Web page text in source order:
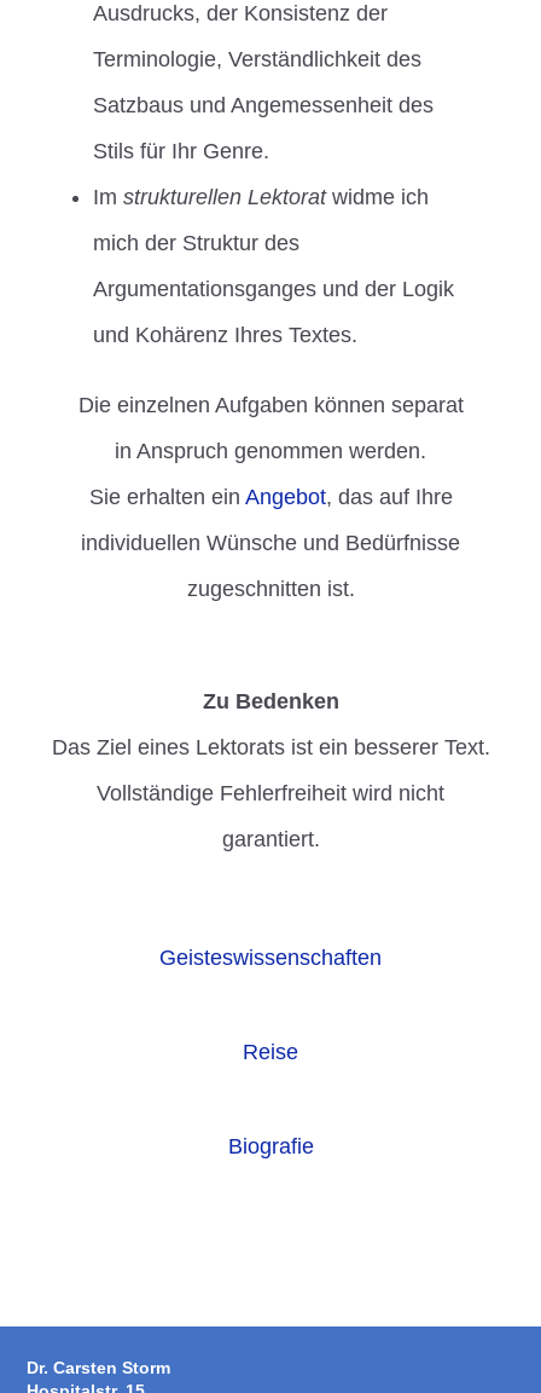
Ausdrucks, der Konsistenz der
Terminologie, Verständlichkeit des
Satzbaus und Angemessenheit des
Stils für Ihr Genre.
Imstrukturellen Lektoratwidme ich
mich der Struktur des
Argumentationsganges und der Logik
und Kohärenz Ihres Textes.
Die einzelnen Aufgaben können separat
in Anspruch genommen werden.
Sie erhalten ein Angebot, das auf Ihre
individuellen Wünsche und Bedürfnisse
zugeschnitten ist.
Zu Bedenken
Das Ziel eines Lektorats ist ein besserer Text.
Vollständige Fehlerfreiheit wird nicht
garantiert.
Geisteswissenschaften
Reise
Biografie
Dr. Carsten Storm